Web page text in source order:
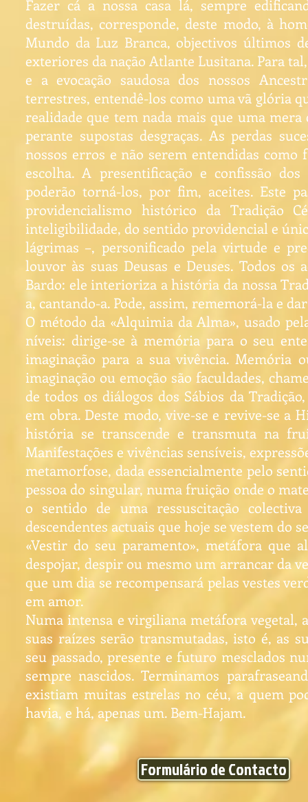
Fazer cá a nossa casa lá, sempre
destruídas, corresponde, deste modo, à
Mundo da Luz Branca, objectivos últimos
exteriores da nação Atlante Lusitana. Para
e a evocação saudosa dos nossos
terrestres, entendê-los como uma vã glória
realidade que tem nada mais que uma
perante supostas desgraças. As perdas
nossos erros e não serem entendidas
escolha. A presentificação e confissão
poderão torná-los, por fim, aceites. Este
providencialismo histórico da Tradição
inteligibilidade, do sentido providencial e
lágrimas –, personificado pela virtude e
louvor às suas Deusas e Deuses. Todos os
Bardo: ele interioriza a história da nossa
a, cantando-a. Pode, assim, rememorá-la e
O método da «Alquimia da Alma», usado
níveis: dirige-se à memória para o seu
imaginação para a sua vivência. Memória
imaginação ou emoção são faculdades,
de todos os diálogos dos Sábios da
em obra. Deste modo, vive-se e revive-se a
história se transcende e transmuta na
Manifestações e vivências sensíveis,
metamorfose, dada essencialmente pelo
pessoa do singular, numa fruição onde o
o sentido de uma ressuscitação
descendentes actuais que hoje se vestem do
«Vestir do seu paramento», metáfora que
despojar, despir ou mesmo um arrancar da
que um dia se recompensará pelas vestes
em amor.
Numa intensa e virgiliana metáfora
suas raízes serão transmutadas, isto é, as
seu passado, presente e futuro mesclados
sempre nascidos. Terminamos
existiam muitas estrelas no céu, a quem
havia, e há, apenas um. Bem-Hajam.
Formulário de Contacto